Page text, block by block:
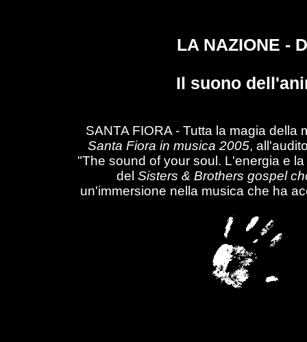
LA NAZIONE -
Il suono
SANTA FIORA - Tutta la magia
Santa Fiora in musica 2005,
"The sound of your soul. L'energia e
del Sisters & Brothers gospel
un'immersione nella musica che ha